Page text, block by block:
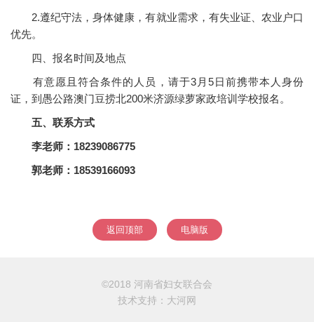
2.遵纪守法，身体健康，有就业需求，有失业证、农业户口
优先。
四、报名时间及地点
有意愿且符合条件的人员，请于3月5日前携带本人身份
证，到愚公路澳门豆捞北200米济源绿萝家政培训学校报名。
五、联系方式
李老师：18239086775
郭老师：18539166093
返回顶部 电脑版
©2018 河南省妇女联合会
技术支持： 大河网